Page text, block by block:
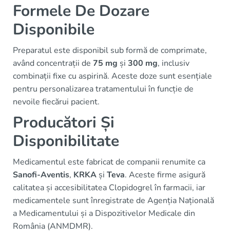
Formele De Dozare
Disponibile
Preparatul este disponibil sub formă de comprimate,
având concentrații de 75 mg și 300 mg, inclusiv
combinații fixe cu aspirină. Aceste doze sunt esențiale
pentru personalizarea tratamentului în funcție de
nevoile fiecărui pacient.
Producători Și
Disponibilitate
Medicamentul este fabricat de companii renumite ca
Sanofi-Aventis, KRKA și Teva. Aceste firme asigură
calitatea și accesibilitatea Clopidogrel în farmacii, iar
medicamentele sunt înregistrate de Agenția Națională
a Medicamentului și a Dispozitivelor Medicale din
România (ANMDMR).